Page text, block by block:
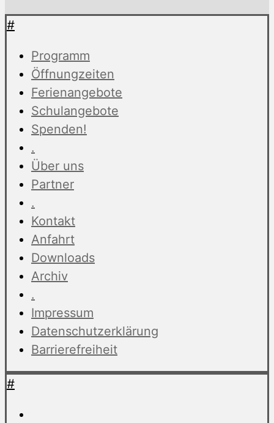
#
Programm
Öffnungzeiten
Ferienangebote
Schulangebote
Spenden!
.
Über uns
Partner
.
Kontakt
Anfahrt
Downloads
Archiv
.
Impressum
Datenschutzerklärung
Barrierefreiheit
#